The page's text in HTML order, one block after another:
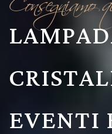
EVENTI